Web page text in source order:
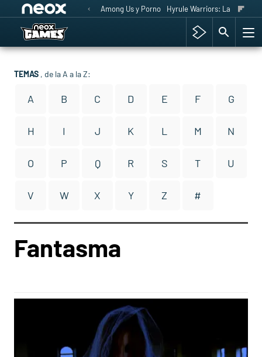
Among Us y Porno Hyrule Warriors: La Era del
TEMAS , de la A a la Z:
A B C D E F G
H I J K L M N
O P Q R S T U
V W X Y Z #
Fantasma